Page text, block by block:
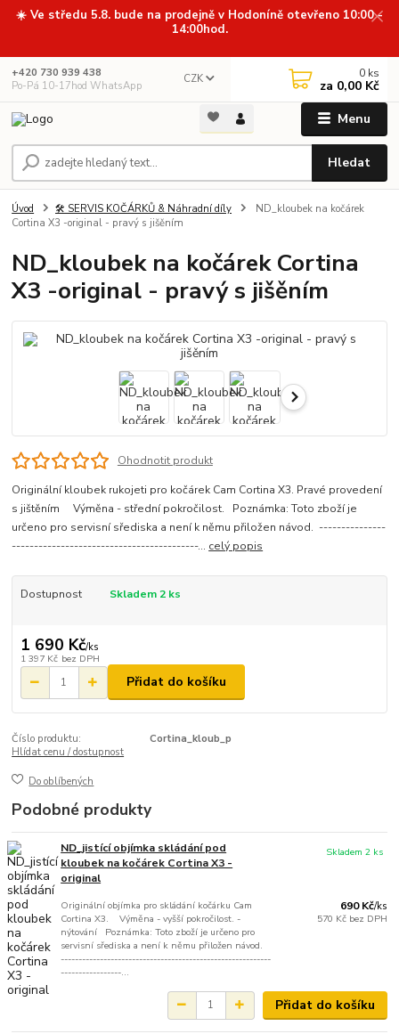
☀️ Ve středu 5.8. bude na prodejně v Hodoníně otevřeno 10:00 -
14:00hod.
Menu
CZK
Hledat
+420 730 939 438
Po-Pá 10-17hod WhatsApp
0 ks
za 0,00 Kč
Úvod 🛠️ SERVIS KOČÁRKŮ & Náhradní díly
ND_kloubek na kočárek
Cortina X3 -original - pravý s jišěním
ND_kloubek na kočárek Cortina
X3 -original - pravý s jišěním
Ohodnotit produkt
Originální kloubek rukojeti pro kočárek Cam Cortina X3. Pravé provedení
s jištěním Výměna - střední pokročilost. Poznámka: Toto zboží je
určeno pro servisní sřediska a není k němu přiložen návod. ---------------
------------------------------------------... celý popis
Dostupnost Skladem 2 ks
1 690 Kč/ks
1 397 Kč bez DPH
Přidat do košíku
Číslo produktu:
Cortina_kloub_p
Hlídat cenu / dostupnost
Do oblíbených
Podobné produkty
ND_jistící objímka skládání pod
kloubek na kočárek Cortina X3 -
original
Originální objímka pro skládání kočárku Cam
Cortina X3. Výměna - vyšší pokročilost. -
nýtování Poznámka: Toto zboží je určeno pro
servisní sřediska a není k němu přiložen návod.
-----------------------------------------------------------
-----------------...
690 Kč/ks
570 Kč bez DPH
Skladem 2 ks
Přidat do košíku